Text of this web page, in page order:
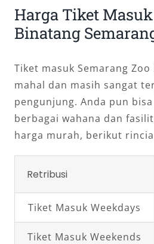
Harga Tiket
Binatang
Tiket masuk Semarang
mahal dan masih sangat
pengunjung. Anda pun
berbagai wahana dan
harga murah, berikut
Retribusi
Tiket Masuk Weekdays
Tiket Masuk Weekends